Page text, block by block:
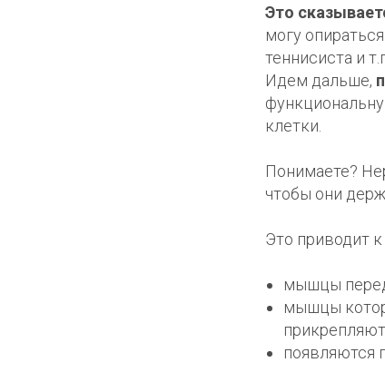
Это
могу
теннисиста и
Идем дальше,
клетки.
Понимаете?
чтобы они
Это приводит
мышцы
мышцы
появляются